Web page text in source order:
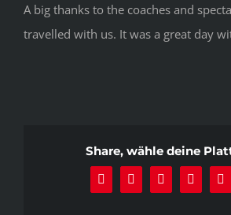
A big thanks to the coaches and
travelled with us. It was a great day
Share, wähle deine
Facebook
X RedditLinkedIn